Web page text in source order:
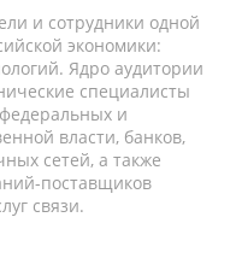
и сотрудники одной
экономики:
Ядро аудитории
специалисты
и
власти, банков,
сетей, а также
поставщиков
связи.